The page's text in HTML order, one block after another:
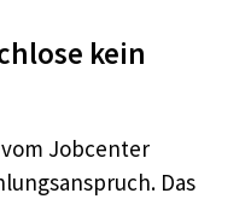
kein
Jobcenter
Das